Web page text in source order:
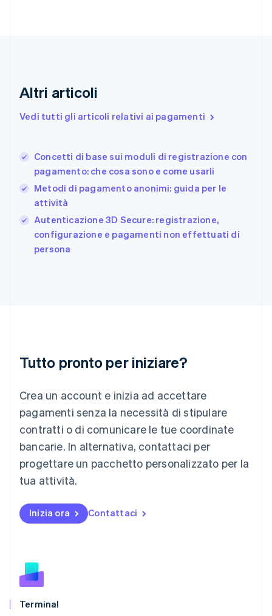
Altri articoli
Vedi tutti gli articoli relativi ai pagamenti
Concetti di base sui moduli di registrazione con
pagamento: che cosa sono e come usarli
Metodi di pagamento anonimi: guida per le
attività
Autenticazione 3D Secure: registrazione,
configurazione e pagamenti non effettuati di
persona
Tutto pronto per iniziare?
Crea un account e inizia ad accettare
pagamenti senza la necessità di stipulare
contratti o di comunicare le tue coordinate
bancarie. In alternativa, contattaci per
progettare un pacchetto personalizzato per la
tua attività.
Inizia ora Contattaci
Terminal
Finlandia
Francia
DeutschEnglish
Giappone
日本語 English
English
Grecia
English
India
Lituania
Lussemburgo
Deutsch English
Malaysia
English 简体中文
Malta
Messico
EspañolEnglish
English
Nuova Zelanda
Polonia
English
Portogallo
Português